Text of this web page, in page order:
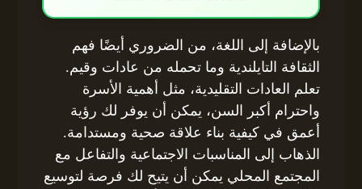
بالإضافة إلى اللغة، من الضروري أيضًا فهم
الثقافة التايلندية وما تحمله من عادات وقيم.
تعلم العادات التقليدية، مثل أهمية الأسرة
واحترام أكبر السن، يمكن أن يوفر لك رؤية
أعمق في كيفية بناء علاقة صحية ومستدامة.
الذهاب إلى المناسبات الاجتماعية والتفاعل مع
المجتمع المحلي يمكن أن يتيح لك فرصة لتوسيع